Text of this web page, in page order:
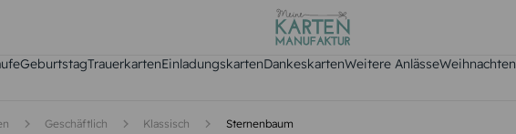
GeburtstagTrauerkartenEinladungskartenDankeskartenWeitere AnlässeWeihnachten
Geschäftlich Klassisch Sternenbaum